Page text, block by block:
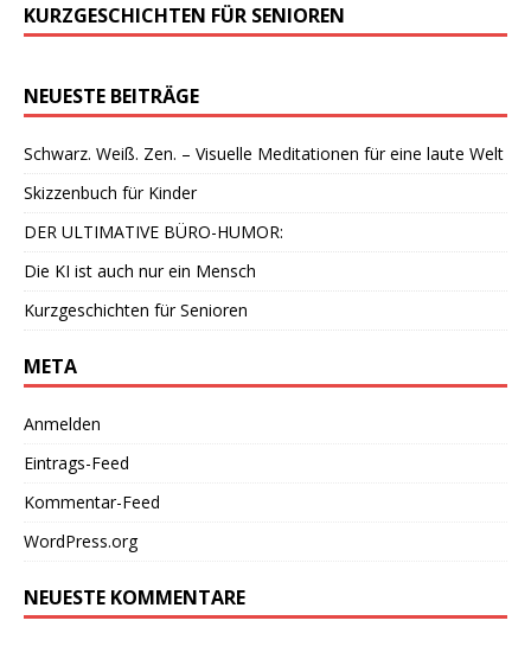
KURZGESCHICHTEN FÜR SENIOREN
NEUESTE BEITRÄGE
Schwarz. Weiß. Zen. – Visuelle Meditationen für eine laute Welt
Skizzenbuch für Kinder
DER ULTIMATIVE BÜRO-HUMOR:
Die KI ist auch nur ein Mensch
Kurzgeschichten für Senioren
META
Anmelden
Eintrags-Feed
Kommentar-Feed
WordPress.org
NEUESTE KOMMENTARE